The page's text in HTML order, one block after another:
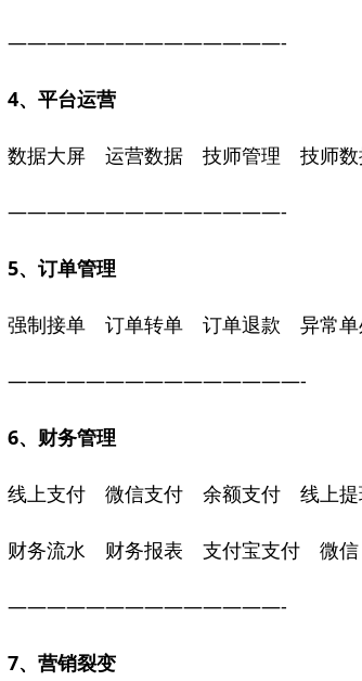
——————————————-
4、平台运营
数据大屏 运营数据 技师管理 技师
——————————————-
5、订单管理
强制接单 订单转单 订单退款 异常
———————————————-
6、财务管理
线上支付 微信支付 余额支付 线上
财务流水 财务报表 支付宝支付 微
——————————————-
7、营销裂变